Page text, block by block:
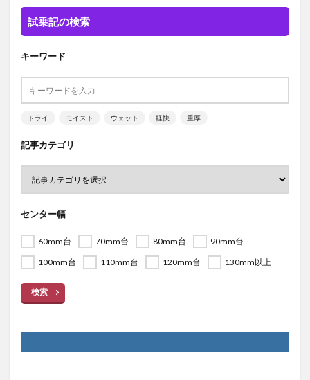
試乗記の検索
キーワード
ドライ モイスト ウェット 軽快 重厚
記事カテゴリ
センター幅
60mm台 70mm台 80mm台
90mm台
100mm台
110mm台 120mm台 130mm以上
検索